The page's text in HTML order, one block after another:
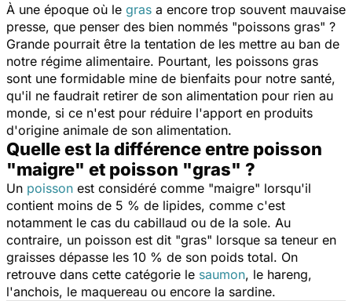
À une époque où le gras a encore trop souvent mauvaise
presse, que penser des bien nommés "poissons gras" ?
Grande pourrait être la tentation de les mettre au ban de
notre régime alimentaire. Pourtant, les poissons gras
sont une formidable mine de bienfaits pour notre santé,
qu'il ne faudrait retirer de son alimentation pour rien au
monde, si ce n'est pour réduire l'apport en produits
d'origine animale de son alimentation.
Quelle est la différence entre poisson
"maigre" et poisson "gras" ?
Un poisson est considéré comme "maigre" lorsqu'il
contient moins de 5 % de lipides, comme c'est
notamment le cas du cabillaud ou de la sole. Au
contraire, un poisson est dit "gras" lorsque sa teneur en
graisses dépasse les 10 % de son poids total. On
retrouve dans cette catégorie le saumon, le hareng,
l'anchois, le maquereau ou encore la sardine.